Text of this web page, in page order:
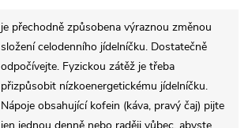
je přechodně způsobena výraznou změnou
složení celodenního jídelníčku. Dostatečně
odpočívejte. Fyzickou zátěž je třeba
přizpůsobit nízkoenergetickému jídelníčku.
Nápoje obsahující kofein (káva, pravý čaj) pijte